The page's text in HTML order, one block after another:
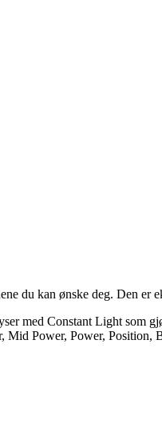
du kan ønske deg. Den er
med Constant Light som
Mid Power, Power,